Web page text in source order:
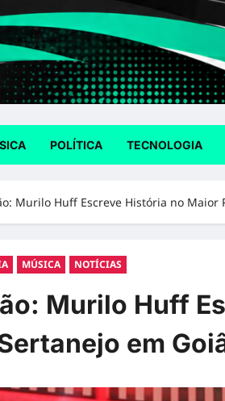
POLÍTICA TECNOLOGIA
Murilo Huff Escreve História no Maior
MÚSICA NOTÍCIAS
Murilo Huff
em